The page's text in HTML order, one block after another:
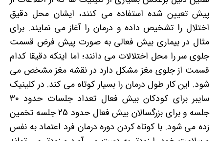
پیش تعیین شده استفاده می کنند، ایشان محل دقیق
اختلال را تشخیص داده و درمان را آغاز می نمایند. برای
مثال در بیماری بیش فعالی به صورت پیش فرض قسمت
جلوی سر را محل اختلالات می دانند؛ اما اینکه دقیقا کدام
قسمت از جلوی مغز مشکل دارد در نقشه مغز مشخص می
شود. این کار طول درمان را بسیار کوتاه می کند. در کلینیک
سایبر برای کودکان بیش فعال تعداد جلسات حدود 30
جلسه و برای بزرگسالان بیش فعال حدود 25 جلسه تخمین
زده می شود. با کوتاه کردن دوره درمان فرد اعتماد به نفس